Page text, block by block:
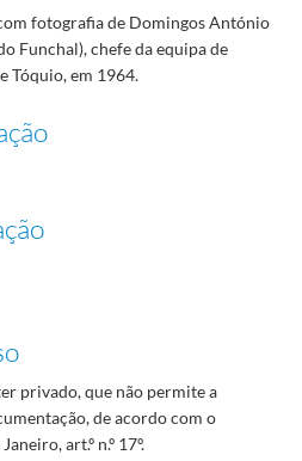
fotografia de Domingos António
Funchal), chefe da equipa de
Tóquio, em 1964.
privado, que não permite a
de acordo com o
art.º n.º 17º.